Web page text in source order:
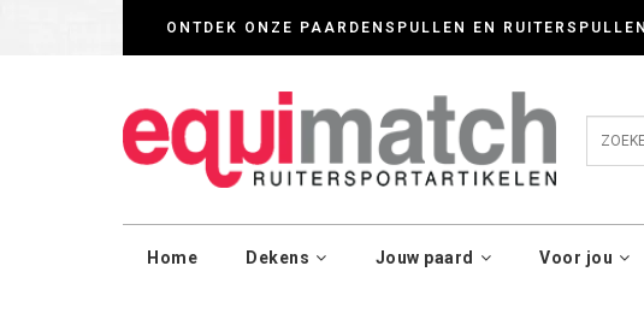
ONTDEK ONZE PAARDENSPULLEN EN
Home Dekens Jouw paard Voor jou
Wij werken zorgvuldig met